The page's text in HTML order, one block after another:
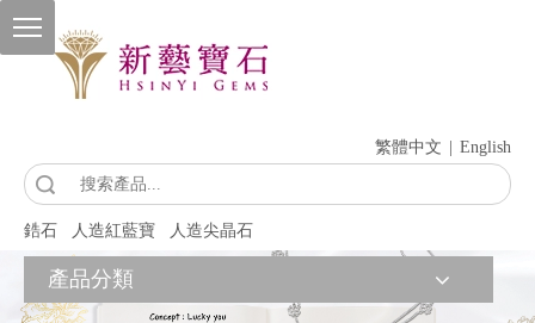
繁體中文 English
鋯石 人造紅藍寶 人造尖晶石
產品分類